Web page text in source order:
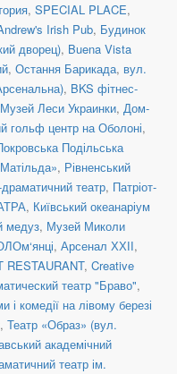
, SPECIAL PLACE,
Irish Pub, Будинок
дворец), Buena Vista
, Остання Барикада, вул.
, BKS фітнес-
Музей Леси Украинки, Дом-
гольф центр на Оболоні,
Подільська
, Рівненський
театр, Патріот-
, Київський океанаріум
медуз, Музей Миколи
, Арсенал ХХІІ,
RESTAURANT, Creative
театр "Браво",
і комедії на лівому березі
, Театр «Образ» (вул.
академічний
театр ім.